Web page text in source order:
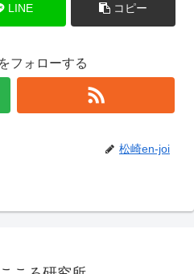
LINE コピー
フォローする
松崎en-joi